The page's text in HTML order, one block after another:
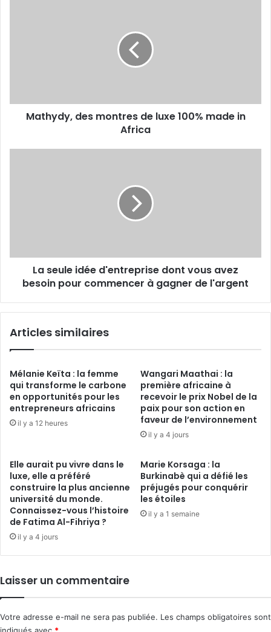
Africa
Mathydy, des montres de luxe 100% made in
Africa
pour
commencerLa seule idée d'entreprise dont vous avez
besoin pour commencer à gagner de l'argent
Articles similaires
Mélanie Keïta : la femme
qui transforme le carbone
en opportunités pour les
entrepreneurs africains
il y a 12 heures
Wangari Maathai : la
première africaine à
recevoir le prix Nobel de la
paix pour son action en
faveur de l’environnement
il y a 4 jours
Elle aurait pu vivre dans le
luxe, elle a préféré
construire la plus ancienne
université du monde.
Connaissez-vous l’histoire
de Fatima Al-Fihriya ?
il y a 4 jours
Marie Korsaga : la
Burkinabè qui a défié les
préjugés pour conquérir
les étoiles
il y a 1 semaine
Laisser un commentaire
Votre adresse e-mail ne sera pas publiée. Les champs obligatoires sont